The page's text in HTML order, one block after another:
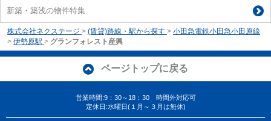
新築・築浅の物件特集
株式会社ネクステージ > (賃貸)路線・駅から探す > 小田急電鉄小田急小田原線
> 伊勢原駅 > グランフォレスト産興
ページトップに戻る
営業時間:9：30～18：30 時間外対応可
定休日:水曜日(１月～３月は無休)